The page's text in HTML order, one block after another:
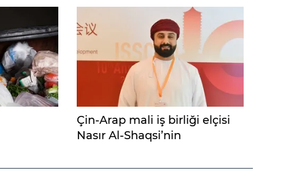
Çin-Arap mali iş birliği elçisi
Nasır Al-Shaqsi’nin
hikayeleri...